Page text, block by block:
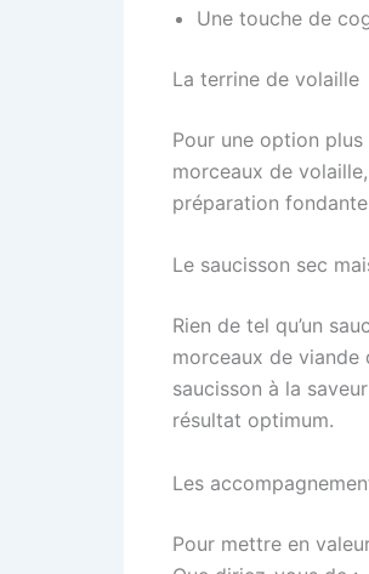
Une touche de
La terrine de volaille
Pour une option
morceaux de
préparation
Le saucisson sec
Rien de tel qu’un
morceaux de viande
saucisson à la
résultat optimum.
Les
Pour mettre en